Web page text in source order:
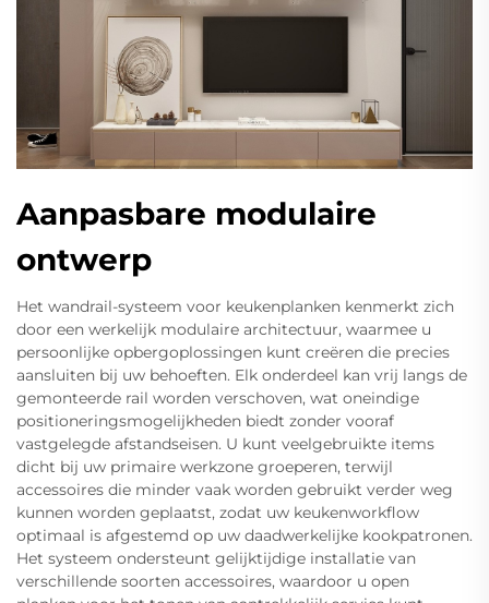
Aanpasbare modulaire
ontwerp
Het wandrail-systeem voor keukenplanken kenmerkt zich
door een werkelijk modulaire architectuur, waarmee u
persoonlijke opbergoplossingen kunt creëren die precies
aansluiten bij uw behoeften. Elk onderdeel kan vrij langs de
gemonteerde rail worden verschoven, wat oneindige
positioneringsmogelijkheden biedt zonder vooraf
vastgelegde afstandseisen. U kunt veelgebruikte items
dicht bij uw primaire werkzone groeperen, terwijl
accessoires die minder vaak worden gebruikt verder weg
kunnen worden geplaatst, zodat uw keukenworkflow
optimaal is afgestemd op uw daadwerkelijke kookpatronen.
Het systeem ondersteunt gelijktijdige installatie van
verschillende soorten accessoires, waardoor u open